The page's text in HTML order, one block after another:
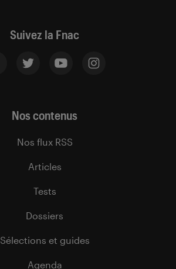
Suivez la Fnac
Nos contenus
Nos flux RSS
Articles
Tests
Dossiers
Sélections et guides
Agenda